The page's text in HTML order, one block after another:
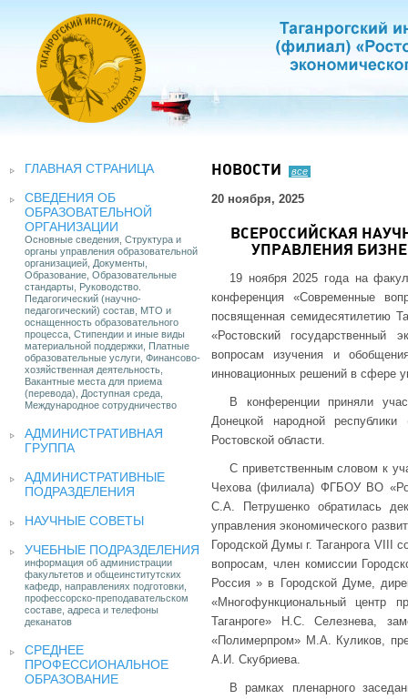
ГЛАВНАЯ СТРАНИЦА
СВЕДЕНИЯ ОБ
ОБРАЗОВАТЕЛЬНОЙ
ОРГАНИЗАЦИИ
Основные сведения, Структура и
органы управления образовательной
организацией, Документы,
Образование, Образовательные
стандарты, Руководство.
Педагогический (научно-
педагогический) состав, МТО и
оснащенность образовательного
процесса, Стипендии и иные виды
материальной поддержки, Платные
образовательные услуги, Финансово-
хозяйственная деятельность,
Вакантные места для приема
(перевода), Доступная среда,
Международное сотрудничество
АДМИНИСТРАТИВНАЯ
ГРУППА
АДМИНИСТРАТИВНЫЕ
ПОДРАЗДЕЛЕНИЯ
НАУЧНЫЕ СОВЕТЫ
УЧЕБНЫЕ ПОДРАЗДЕЛЕНИЯ
информация об администрации
факультетов и общеинститутских
кафедр, направлениях подготовки,
профессорско-преподавательском
составе, адреса и телефоны
деканатов
СРЕДНЕЕ
ПРОФЕССИОНАЛЬНОЕ
ОБРАЗОВАНИЕ
НОВОСТИ все
20 ноября, 2025
ВСЕРОССИЙСКАЯ
УПРАВЛЕНИЯ
19 ноября 2025 года на
конференция «Современные
посвященная семидесятилетию
«Ростовский государственный
вопросам изучения и
инновационных решений в сфере
В конференции приняли
Донецкой народной
Ростовской области.
С приветственным словом к
Чехова (филиала) ФГБОУ ВО
С.А. Петрушенко обратилась
управления экономического
Городской Думы г. Таганрога VIII
вопросам, член комиссии
Россия » в Городской Думе,
«Многофункциональный центр
Таганроге» Н.С. Селезнева,
«Полимерпром» М.А. Куликов,
А.И. Скубриева.
В рамках пленарного